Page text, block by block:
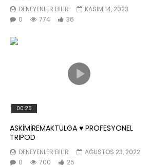
DENEYENLER BILIR
KASIM 14, 2023
0
774 36
00:25
ASKİMİREMAKTULGA ♥️ PROFESYONEL
TRİPOD
DENEYENLER BILIR
AĞUSTOS 23, 2022
0
700 25